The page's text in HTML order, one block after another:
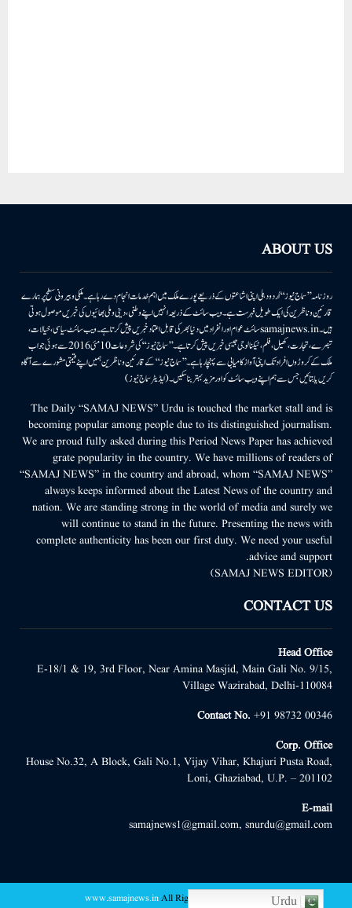
ABOUT US
روزنامہ ’’سماج نیوز‘‘ اُردو دہلی اپنی اشاعتوں کے ذریعے پورے ملک میں اہم خدمات انجام دے رہا ہے۔ ملکی وبیرونی سطح پر ہمارے
قارئین وناظرین کی ایک طویل فہرست ہے۔ ویب سائٹ کے ذریعہ انہیں اپنے وطنی، دینی وملی بھائیوں کی خبریں موصول ہوتی
ہیں۔samajnews.inسائٹ عوام اور انفراد میں دنیا بھر کی قابل اعتماد خبریں پیش کرتا ہے۔ ویب سائٹ سیاسی، خیالات،
تبصرے، تجارت، کھیل، فلم، ٹیکنالوجی جیسی خبریں پیش کرتا ہے۔ ’’سماج نیوز‘‘ کی شروعات 10مئی 2016 سے ہوئی جو اب
ملک کے کروڑوں افراد تک اپنی آواز کامیابی سے پہنچا رہا ہے۔ ’’سماج نیوز‘‘ کے قارئین وناظرین ہمیں اپنے قیمتی مشورے سے آگاہ
کریں یا بتائیں جس سے ہم اپنے ویب سائٹ کو اور مزید بہتر بناسکیں۔ (ایڈیٹر سماج نیوز)
The Daily “SAMAJ NEWS” Urdu is touched the market stall and is
becoming popular among people due to its distinguished journalism.
We are proud fully asked during this Period News Paper has achieved
grate popularity in the country. We have millions of readers of
“SAMAJ NEWS” in the country and abroad, whom “SAMAJ NEWS”
always keeps informed about the Latest News of the country and
nation. We are standing strong in the world of media and surely we
will continue to stand in the future. Presenting the news with
complete authenticity has been our first duty. We need your useful
advice and support.
(SAMAJ NEWS EDITOR)
CONTACT US
Head Office
E-18/1 & 19, 3rd Floor, Near Amina Masjid, Main Gali No. 9/15,
Village Wazirabad, Delhi-110084
Contact No. +91 98732 00346
Corp. Office
House No.32, A Block, Gali No.1, Vijay Vihar, Khajuri Pusta Road,
Loni, Ghaziabad, U.P. – 201102
E-mail
samajnews1@gmail.com, snurdu@gmail.com
www.samajnews.inAll Right Reserved